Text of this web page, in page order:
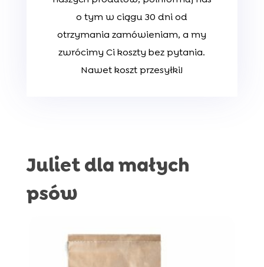
o tym w ciągu 30 dni od
otrzymania zamówieniam, a my
zwrócimy Ci koszty bez pytania.
Nawet koszt przesyłki!
Juliet dla małych
psów